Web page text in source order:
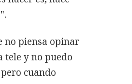
no piensa opinar
tele y no puedo
cuando